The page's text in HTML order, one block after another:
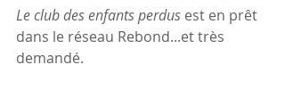
Le club des enfants perdus est en prêt
dans le réseau Rebond...et très
demandé.